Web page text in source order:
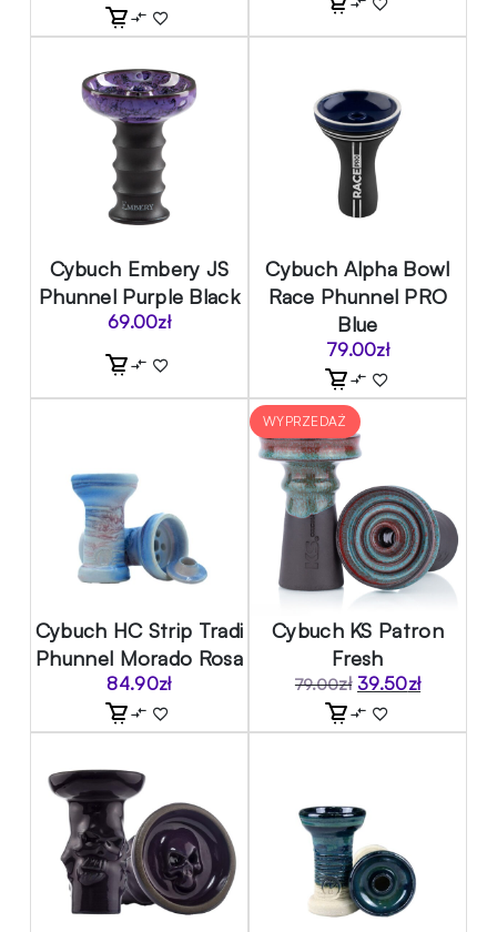
Cybuch Embery JS
Phunnel Purple Black
69.00zł
Cybuch Alpha Bowl
Race Phunnel PRO
Blue
79.00zł
Cybuch HC Strip Tradi
Phunnel Morado Rosa
84.90zł
WYPRZEDAŻ
Cybuch KS Patron
Fresh
79.00zł Pierwotna
cena
39.50zł
Aktualna
cena